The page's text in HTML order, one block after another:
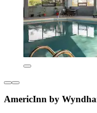
AmericInn by